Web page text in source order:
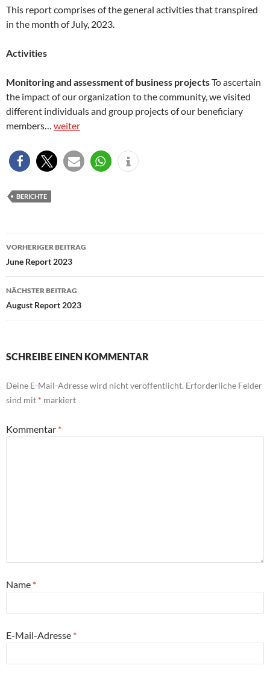
This report comprises of the general activities that transpired
in the month of July, 2023.
Activities
Monitoring and assessment of business projectsTo ascertain
the impact of our organization to the community, we visited
different individuals and group projects of our beneficiary
members… weiter
BERICHTE
Beitragsnavigation
VORHERIGER BEITRAG
June Report 2023
NÄCHSTER BEITRAG
August Report 2023
SCHREIBE EINEN KOMMENTAR
Deine E-Mail-Adresse wird nicht veröffentlicht. Erforderliche Felder
sind mit * markiert
Kommentar *
Name *
E-Mail-Adresse *